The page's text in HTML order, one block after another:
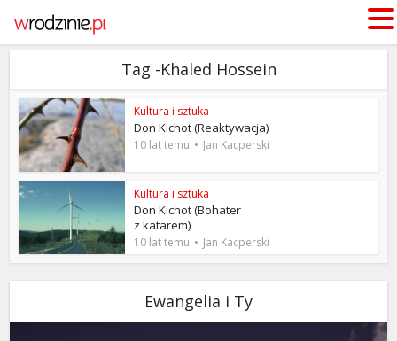
Tag -Khaled Hossein
Kultura i sztuka
Don Kichot (Reaktywacja)
10 lat temu Jan Kacperski
Kultura i sztuka
Don Kichot (Bohater
z katarem)
10 lat temu Jan Kacperski
Ewangelia i Ty